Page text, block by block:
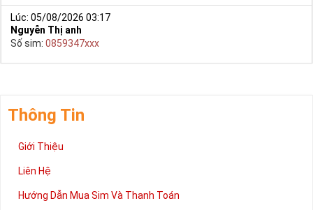
Lúc: 05/08/2026 03:17
Nguyễn Thị anh
Số sim: 0859347xxx
Thông Tin
Giới Thiệu
Liên Hệ
Hướng Dẫn Mua Sim Và Thanh Toán